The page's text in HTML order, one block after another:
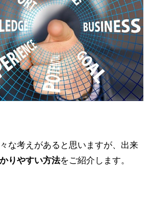
な考えがあると思いますが、出来
りやすい方法をご紹介します。